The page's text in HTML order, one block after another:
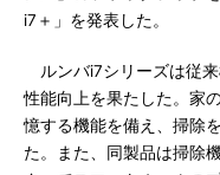
i7＋」を発表した。
ルンバi7シリーズは従
性能向上を果たした。家
憶する機能を備え、掃除
た。また、同製品は掃除